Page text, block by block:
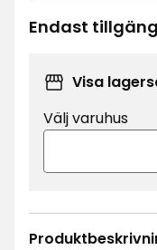
Endast
Visa
Välj varuhus